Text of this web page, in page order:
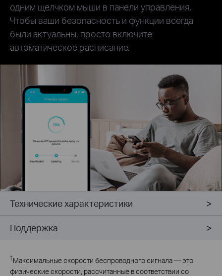
одним щелчком мыши в панели управления.
Чтобы ваши безопасность и функции всегда
были актуальны, просто включите
автоматическое расписание.
Технические характеристики
Поддержка
†Максимальные скорости беспроводного сигнала — это
физические скорости, рассчитанные в соответствии со